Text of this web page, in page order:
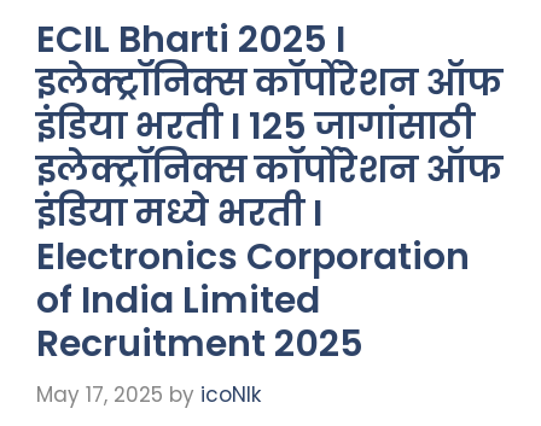
ECIL Bharti 2025 I
इलेक्ट्रॉनिक्स कॉर्पोरेशन ऑफ
इंडिया भरती I 125 जागांसाठी
इलेक्ट्रॉनिक्स कॉर्पोरेशन ऑफ
इंडिया मध्ये भरती I
Electronics Corporation
of India Limited
Recruitment 2025
May 17, 2025 by icoNIk